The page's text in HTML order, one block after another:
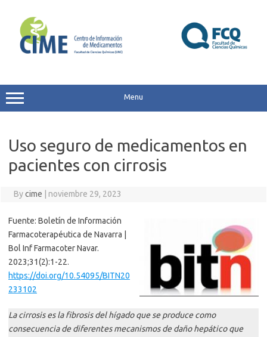
content
Menu
Uso seguro de medicamentos en
pacientes con cirrosis
Bycime noviembre 29, 2023
Fuente: Boletín de Información
Farmacoterapéutica de Navarra |
Bol Inf Farmacoter Navar.
2023;31(2):1-22.
https://doi.org/10.54095/BITN20
233102
La cirrosis es la fibrosis del hígado que se produce como
consecuencia de diferentes mecanismos de daño hepático que